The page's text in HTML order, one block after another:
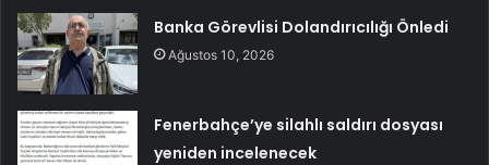
Banka Görevlisi Dolandırıcılığı Önledi
Ağustos 10, 2026
Fenerbahçe’ye silahlı saldırı dosyası
yeniden incelenecek